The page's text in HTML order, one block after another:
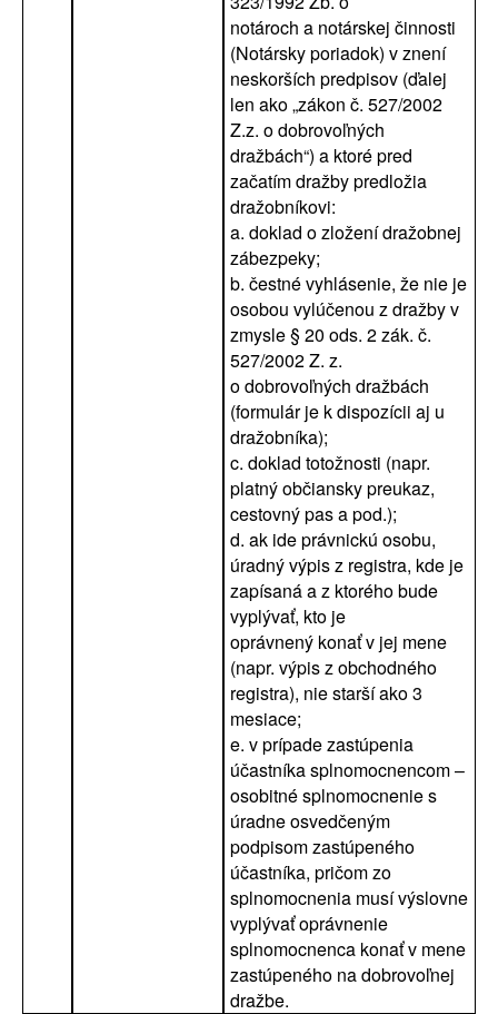
notároch a notárskej činnosti
(Notársky poriadok) v znení
neskorších predpisov (ďalej
len ako „zákon č. 527/2002
Z.z. o dobrovoľných
dražbách“) a ktoré pred
začatím dražby predložia
dražobníkovi:
a. doklad o zložení dražobnej
zábezpeky;
b. čestné vyhlásenie, že nie je
osobou vylúčenou z dražby v
zmysle § 20 ods. 2 zák. č.
527/2002 Z. z.
o dobrovoľných dražbách
(formulár je k dispozícii aj u
dražobníka);
c. doklad totožnosti (napr.
platný občiansky preukaz,
cestovný pas a pod.);
d. ak ide právnickú osobu,
úradný výpis z registra, kde je
zapísaná a z ktorého bude
vyplývať, kto je
oprávnený konať v jej mene
(napr. výpis z obchodného
registra), nie starší ako 3
mesiace;
e. v prípade zastúpenia
účastníka splnomocnencom –
osobitné splnomocnenie s
úradne osvedčeným
podpisom zastúpeného
účastníka, pričom zo
splnomocnenia musí výslovne
vyplývať oprávnenie
splnomocnenca konať v mene
zastúpeného na dobrovoľnej
dražbe.